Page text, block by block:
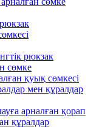
рюкзак
сөмке
қуық сөмкесі
мен құралдар
арналған қорап
құралдар